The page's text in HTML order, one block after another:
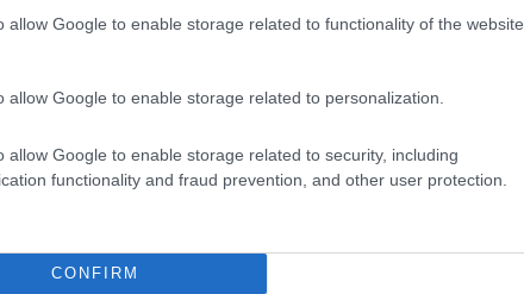
allow Google to enable storage related to functionality of the website
allow Google to enable storage related to personalization.
allow Google to enable storage related to security, including
functionality and fraud prevention, and other user protection.
CONFIRM